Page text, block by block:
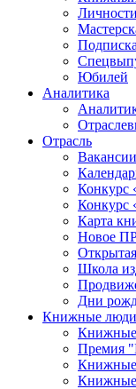
Личности
Юбилей
Аналитика
Отрасль
Вакансии
Конкурс
Конкурс
Карта
Новое
Школа
Дни
Книжные люди
Премия
Книжные